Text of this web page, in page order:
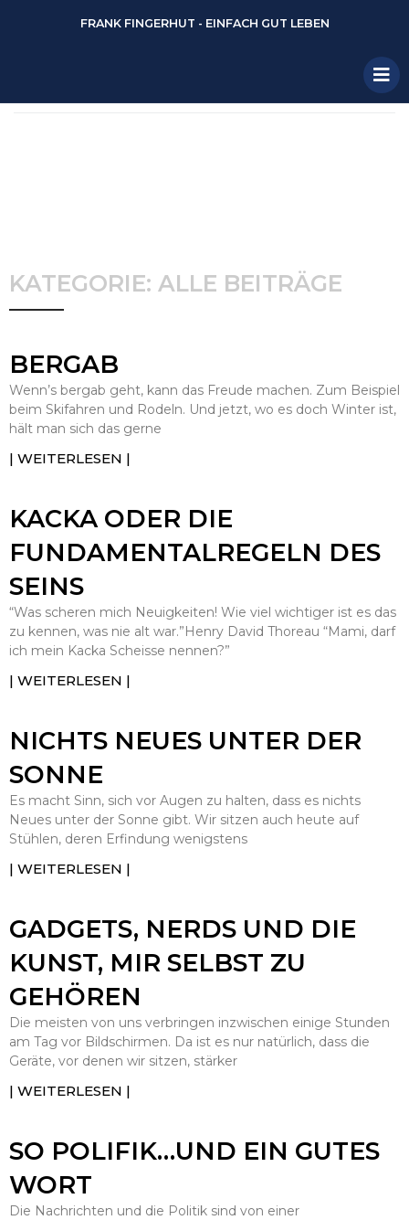
FRANK FINGERHUT - EINFACH GUT LEBEN
KATEGORIE: ALLE BEITRÄGE
BERGAB
Wenn’s bergab geht, kann das Freude machen. Zum Beispiel
beim Skifahren und Rodeln. Und jetzt, wo es doch Winter ist,
hält man sich das gerne
| WEITERLESEN |
KACKA ODER DIE
FUNDAMENTALREGELN DES
SEINS
“Was scheren mich Neuigkeiten! Wie viel wichtiger ist es das
zu kennen, was nie alt war.”Henry David Thoreau “Mami, darf
ich mein Kacka Scheisse nennen?”
| WEITERLESEN |
NICHTS NEUES UNTER DER
SONNE
Es macht Sinn, sich vor Augen zu halten, dass es nichts
Neues unter der Sonne gibt. Wir sitzen auch heute auf
Stühlen, deren Erfindung wenigstens
| WEITERLESEN |
GADGETS, NERDS UND DIE
KUNST, MIR SELBST ZU
GEHÖREN
Die meisten von uns verbringen inzwischen einige Stunden
am Tag vor Bildschirmen. Da ist es nur natürlich, dass die
Geräte, vor denen wir sitzen, stärker
| WEITERLESEN |
SO POLIFIK…UND EIN GUTES
WORT
Die Nachrichten und die Politik sind von einer